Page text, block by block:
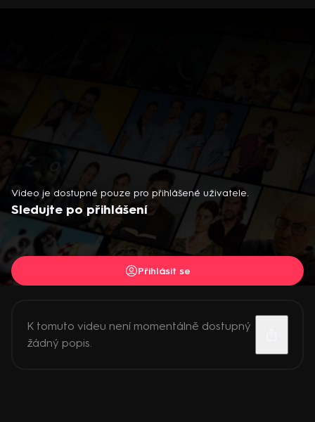
Video je dostupné pouze pro přihlášené uživatele.
Sledujte po přihlášení
Přihlásit se
K tomuto videu není momentálně dostupný
žádný popis.